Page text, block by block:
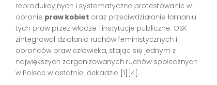
reprodukcyjnych i systematyczne protestowanie w
obronie praw kobiet oraz przeciwdziałanie łamaniu
tych praw przez władze i instytucje publiczne. OSK
zintegrował działania ruchów feministycznych i
obrońców praw człowieka, stając się jednym z
największych zorganizowanych ruchów społecznych
w Polsce w ostatniej dekadzie [1][4] .